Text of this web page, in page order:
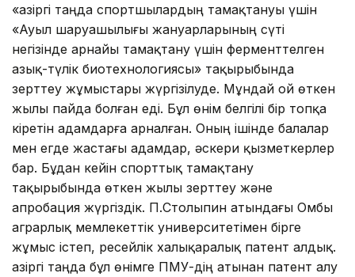
«Қазіргі таңда спортшылардың тамақтануы үшін
«Ауыл шаруашылығы жануарларының сүті
негізінде арнайы тамақтану үшін ферменттелген
азық-түлік биотехнологиясы» тақырыбында
зерттеу жұмыстары жүргізілуде. Мұндай ой өткен
жылы пайда болған еді. Бұл өнім белгілі бір топқа
кіретін адамдарға арналған. Оның ішінде балалар
мен егде жастағы адамдар, әскери қызметкерлер
бар. Бұдан кейін спорттық тамақтану
тақырыбында өткен жылы зерттеу және
апробация жүргіздік. П.Столыпин атындағы Омбы
аграрлық мемлекеттік университетімен бірге
жұмыс істеп, ресейлік халықаралық патент алдық.
Қазіргі таңда бұл өнімге ПМУ-дің атынан патент алу